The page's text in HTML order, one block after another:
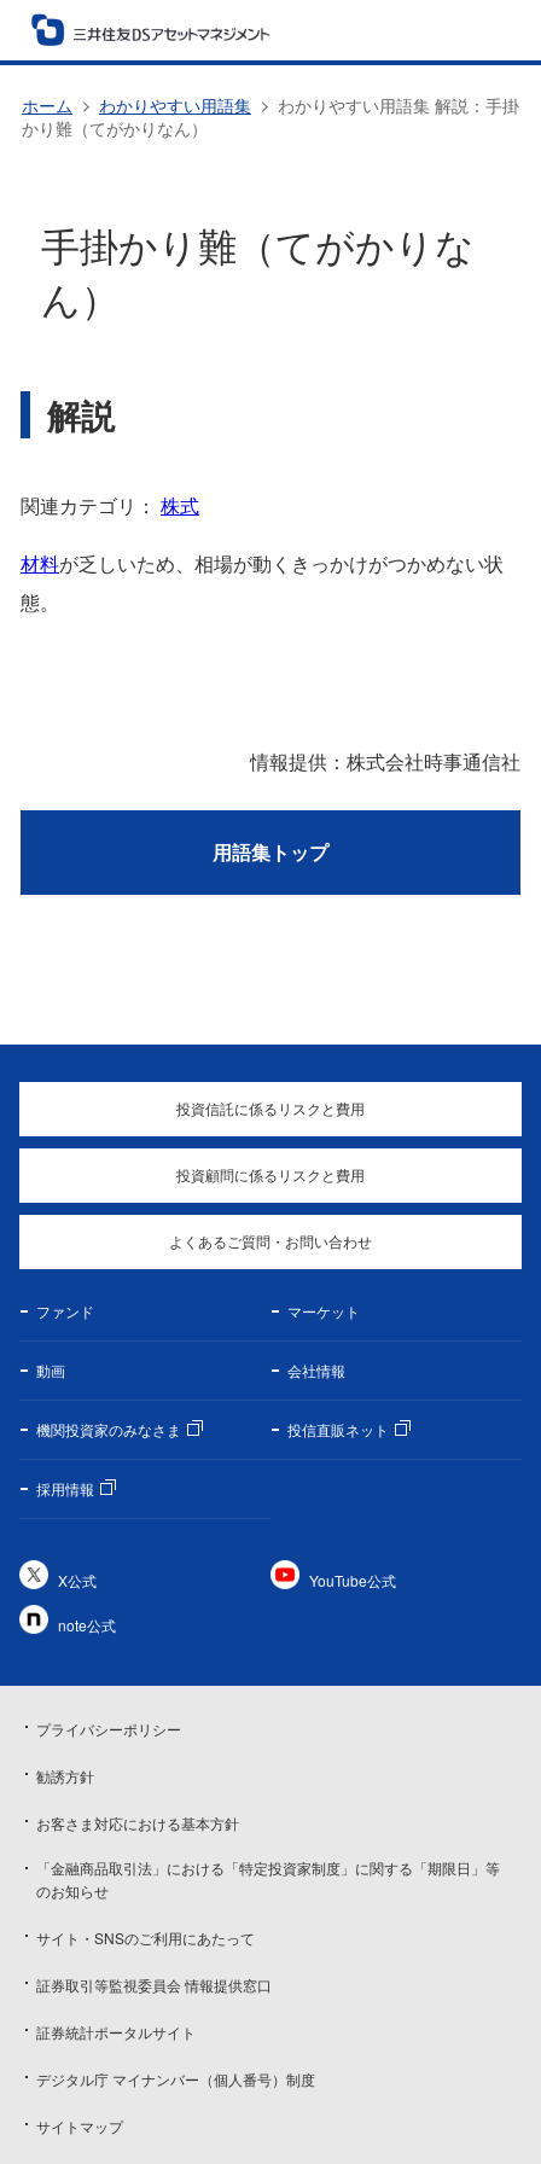
ホーム わかりやすい用語集
わかりやすい用語集 解説：手掛
かり難（てがかりなん）
手掛かり難（てがかりな
ん）
解説
関連カテゴリ： 株式
材料が乏しいため、相場が動くきっかけがつかめない状
態。
情報提供：株式会社時事通信社
用語集トップ
投資信託に係るリスクと費用
投資顧問に係るリスクと費用
よくあるご質問・お問い合わせ
ファンド マーケット
動画 会社情報
機関投資家のみなさま 投信直販ネット
採用情報
X公式 YouTube公式
note公式
プライバシーポリシー
勧誘方針
お客さま対応における基本方針
「金融商品取引法」における「特定投資家制度」に関する「期限日」等
のお知らせ
サイト・SNSのご利用にあたって
証券取引等監視委員会 情報提供窓口
証券統計ポータルサイト
デジタル庁 マイナンバー（個人番号）制度
サイトマップ